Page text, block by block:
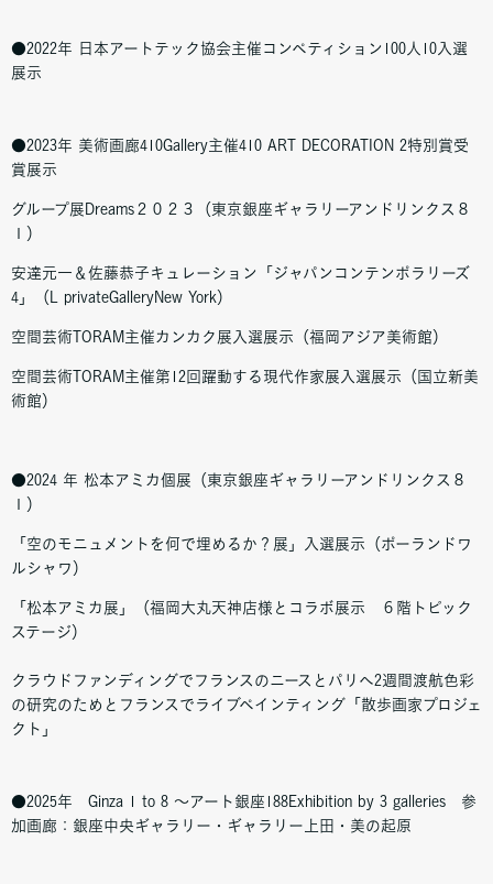
●2022年 日本アートテック協会主催コンペティション100人10入選
展示
●2023年 美術画廊410Gallery主催410 ART DECORATION 2特別賞受
賞展示
グループ展Dreams２０２３（東京銀座ギャラリーアンドリンクス８
１）
安達元一＆佐藤恭子キュレーション「ジャパンコンテンポラリーズ
4」（L privateGalleryNew York）
空間芸術TORAM主催カンカク展入選展示（福岡アジア美術館）
空間芸術TORAM主催第12回躍動する現代作家展入選展示（国立新美
術館）
●2024 年 松本アミカ個展（東京銀座ギャラリーアンドリンクス８
１）
「空のモニュメントを何で埋めるか？展」入選展示（ポーランドワ
ルシャワ）
「松本アミカ展」（福岡大丸天神店様とコラボ展示 ６階トピック
ステージ）
クラウドファンディングでフランスのニースとパリへ2週間渡航色彩
の研究のためとフランスでライブペインティング「散歩画家プロジェ
クト」
●2025年 Ginza 1 to 8 ～アート銀座188Exhibition by 3 galleries 参
加画廊：銀座中央ギャラリー・ギャラリー上田・美の起原